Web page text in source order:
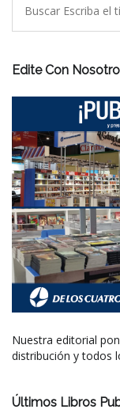
Edite Con
Nuestra editorial
distribución y todos
Últimos Libros